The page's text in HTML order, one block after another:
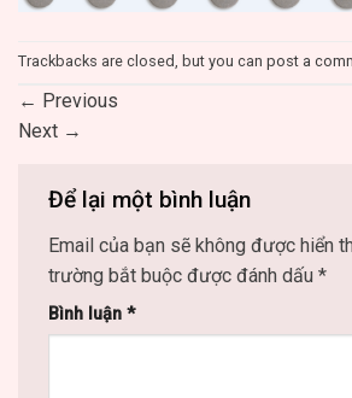
Trackbacks are closed, but you can post a
← Previous
Next →
Để lại một bình luận
Email của bạn sẽ không được hiển
trường bắt buộc được đánh dấu *
Bình luận *